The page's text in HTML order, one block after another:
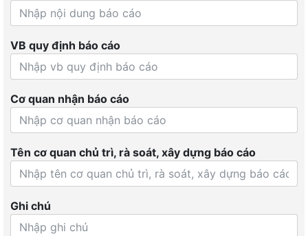
VB quy định báo cáo
Cơ quan nhận báo cáo
Tên cơ quan chủ trì, rà soát, xây dựng báo cáo
Ghi chú